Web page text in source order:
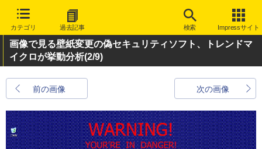
カテゴリ 過去記事 検索 Impressサイト
画像で見る壁紙変更の偽セキュリティソフト、トレンドマ
イクロが挙動分析(2/9)
前の画像 次の画像